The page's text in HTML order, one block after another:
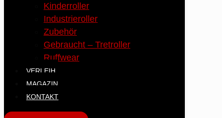
Kinderroller
Industrieroller
Zubehör
Gebraucht – Tretroller
Ruffwear
VERLEIH
MAGAZIN
KONTAKT